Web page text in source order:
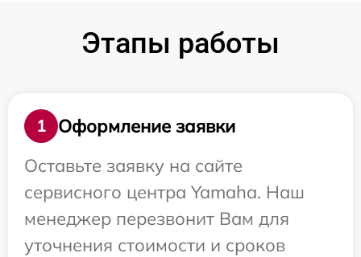
Этапы работы
1
Оформление заявки
Оставьте заявку на сайте
сервисного центра Yamaha. Наш
менеджер перезвонит Вам для
уточнения стоимости и сроков